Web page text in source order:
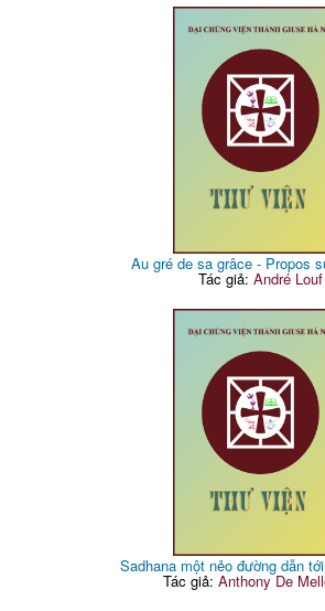
Au gré de sa grâce - Propos
Tác giả: André Louf
Sadhana một nẻo đường dẫn
Tác giả: Anthony De